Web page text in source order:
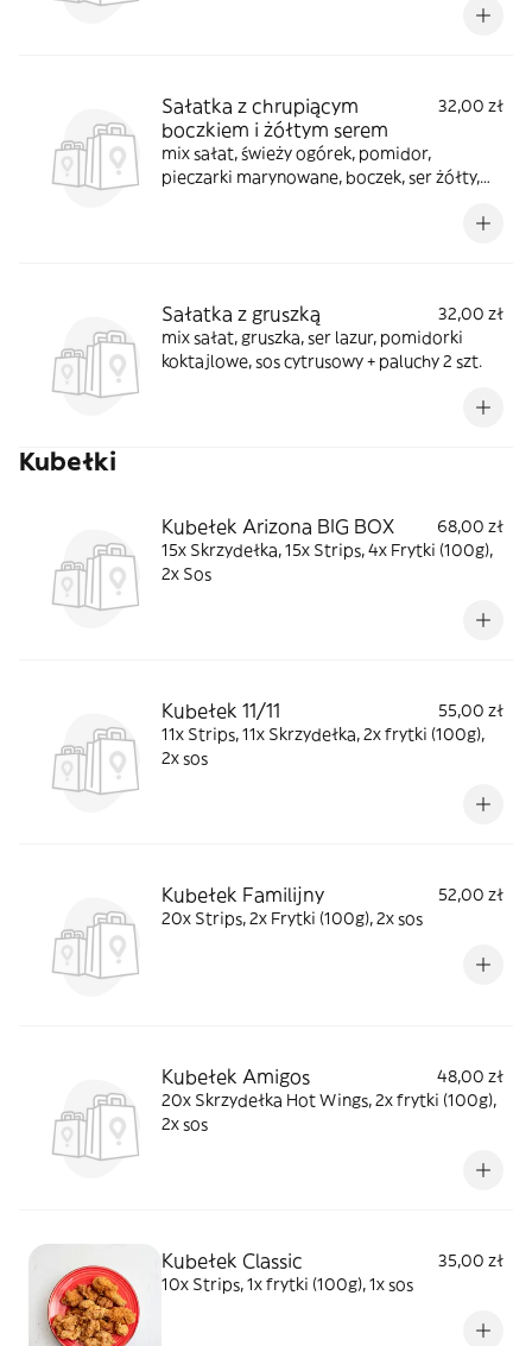
Sałatka z chrupiącym
boczkiem i żółtym serem
32,00 zł
mix sałat, świeży ogórek, pomidor,
pieczarki marynowane, boczek, ser żółty,
Sałatka z gruszką
32,00 zł
mix sałat, gruszka, ser lazur, pomidorki
koktajlowe, sos cytrusowy + paluchy 2 szt.
Kubełki
Kubełek Arizona BIG BOX
68,00 zł
15x Skrzydełka, 15x Strips, 4x Frytki (100g),
2x Sos
Kubełek 11/11
55,00 zł
11x Strips, 11x Skrzydełka, 2x frytki (100g),
2x sos
Kubełek Familijny
52,00 zł
20x Strips, 2x Frytki (100g), 2x sos
Kubełek Amigos
48,00 zł
20x Skrzydełka Hot Wings, 2x frytki (100g),
2x sos
Kubełek Classic
35,00 zł
10x Strips, 1x frytki (100g), 1x sos